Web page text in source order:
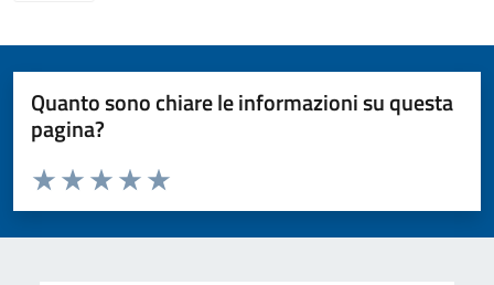
Quanto sono chiare le informazioni su questa
pagina?
Valuta da 1 a 5 stelle la pagina
Valuta 5 stelle su 5
Valuta 4 stelle su 5
Valuta 3 stelle su 5
Valuta 2 stelle su 5
Valuta 1 stelle su 5